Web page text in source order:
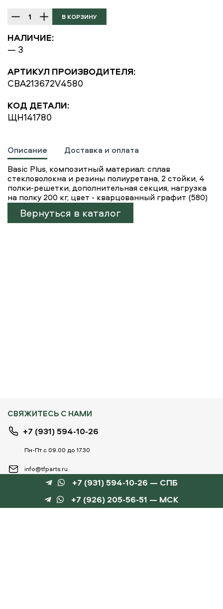
НАЛИЧИЕ:
— 3
АРТИКУЛ ПРОИЗВОДИТЕЛЯ:
CBA213672V4580
КОД ДЕТАЛИ:
ЩН141780
Описание
Доставка и оплата
Basic Plus, композитный материал: сплав
стекловолокна и резины полиуретана, 2 стойки, 4
полки-решетки, дополнительная секция, нагрузка
на полку 200 кг, цвет - кварцованный графит (580)
Вернуться в каталог
СВЯЖИТЕСЬ С НАМИ
+7 (931) 594-10-26
Пн-Пт с 09.00 до 17.30
info@tfparts.ru
ТЕХНОБОКС
+7 (931) 594-10-26 — СПБ
+7 (926) 205-56-51 — МСК